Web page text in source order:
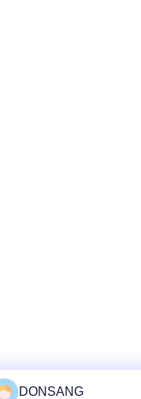
DONSANG